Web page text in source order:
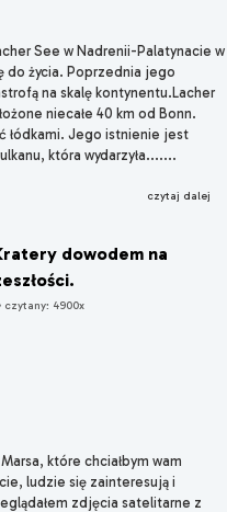
See w Nadrenii-Palatynacie w
do życia. Poprzednia jego
na skalę kontynentu.Lacher
niecałe 40 km od Bonn.
łódkami. Jego istnienie jest
która wydarzyła.......
czytaj dalej
dowodem na
czytany: 4900x
które chciałbym wam
ludzie się zainteresują i
zdjęcia satelitarne z